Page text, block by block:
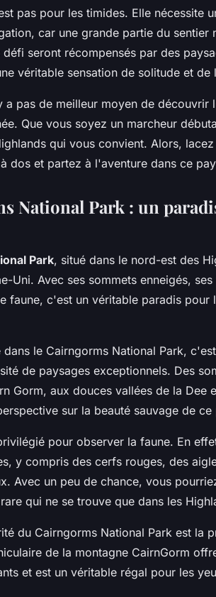
pas pour les timides. Elle nécessite
car une grande partie du sentier
seront récompensés par des
véritable sensation de solitude et de
a pas de meilleur moyen de découvrir
Que vous soyez un marcheur
qui vous convient. Alors,
dos et partez à l'aventure dans ce
National Park : un
Park, situé dans le nord-est des
Uni. Avec ses sommets enneigés,
faune, c'est un véritable paradis pour
dans le Cairngorms National Park,
de paysages exceptionnels. Des
Gorm, aux douces vallées de la Dee
sur la beauté sauvage de ce
pour observer la faune. En
y compris des cerfs rouges, des
Avec un peu de chance, vous
qui ne se trouve que dans les
du Cairngorms National Park est la
de la montagne CairnGorm
et est un véritable régal pour les